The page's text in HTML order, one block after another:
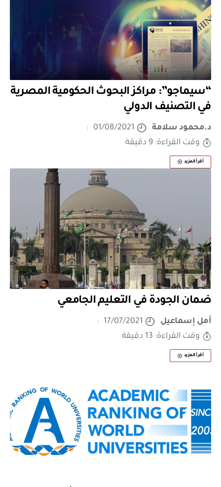
“سيماجو”: مراكز البحوث الحكومية المصرية
في التصنيف الدولي
د.محمود سلامة
01/08/2021
وقت القراءة: 9 دقيقة
أقرأ المزيد
ضمان الجودة في التعليم الجامعي
أمل إسماعيل
17/07/2021
وقت القراءة: 13 دقيقة
أقرأ المزيد